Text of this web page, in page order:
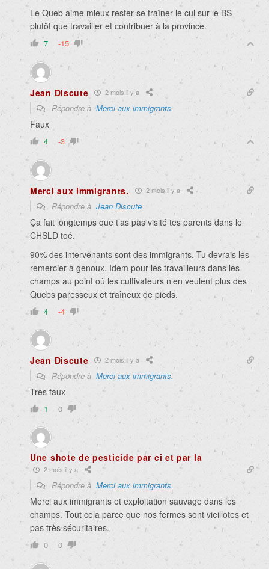
Le Queb aime mieux rester se traîner le cul sur le BS
plutôt que travailler et contribuer à la province.
7 -15
Jean Discute 2 mois il y a
Répondre àMerci aux immigrants.
Faux
4 -3
Merci aux immigrants. 2 mois il y a
Répondre à Jean Discute
Ça fait longtemps que t’as pas visité tes parents dans le
CHSLD toé.
90% des intervenants sont des immigrants. Tu devrais les
remercier à genoux. Idem pour les travailleurs dans les
champs au point où les cultivateurs n’en veulent plus des
Quebs paresseux et traîneux de pieds.
4 -4
Jean Discute 2 mois il y a
Répondre à Merci aux immigrants.
Très faux
1 0
Une shote de pesticide par ci et par la
2 mois il y a
Répondre à Merci aux immigrants.
Merci aux immigrants et exploitation sauvage dans les
champs. Tout cela parce que nos fermes sont vieillotes et
pas très sécuritaires.
0 0